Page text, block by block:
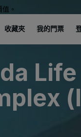
。
收藏夾 我的門票
Life